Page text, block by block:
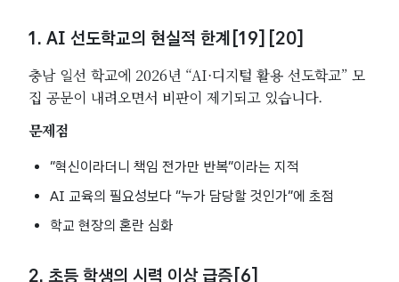
1. AI 선도학교의 현실적 한계[19][20]
충남 일선 학교에 2026년 “AI·디지털 활용 선도학교” 모
집 공문이 내려오면서 비판이 제기되고 있습니다.
문제점
“혁신이라더니 책임 전가만 반복”이라는 지적
AI 교육의 필요성보다 “누가 담당할 것인가”에 초점
학교 현장의 혼란 심화
2. 초등 학생의 시력 이상 급증[6]